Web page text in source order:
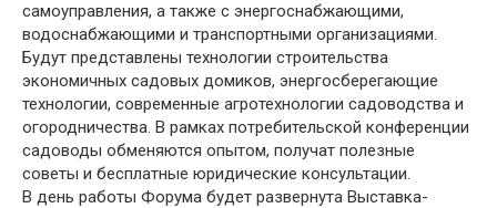
самоуправления, а также с энергоснабжающими,
водоснабжающими и транспортными организациями.
Будут представлены технологии строительства
экономичных садовых домиков, энергосберегающие
технологии, современные агротехнологии садоводства и
огородничества. В рамках потребительской конференции
садоводы обменяются опытом, получат полезные
советы и бесплатные юридические консультации.
В день работы Форума будет развернута Выставка-